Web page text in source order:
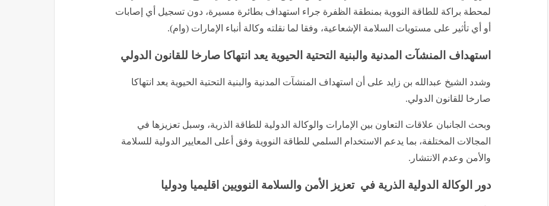
لمحطة براكة للطاقة النووية بمنطقة الظفرة جراء استهداف بطائرة مسيرة، دون تسجيل أي إصابات
أو أي تأثير على مستويات السلامة الإشعاعية، وفقا لما نقلته وكالة أنباء الإمارات (وام).
استهداف المنشآت المدنية والبنية التحتية الحيوية يعد انتهاكا صارخا للقانون الدولي
وشدد الشيخ عبدالله بن زايد على أن استهداف المنشآت المدنية والبنية التحتية الحيوية يعد انتهاكا
صارخا للقانون الدولي.
وبحث الجانبان علاقات التعاون بين الإمارات والوكالة الدولية للطاقة الذرية، وسبل تعزيزها في
المجالات المختلفة، بما يدعم الاستخدام السلمي للطاقة النووية وفق أعلى المعايير الدولية للسلامة
والأمن وعدم الانتشار.
دور الوكالة الدولية الذرية في تعزيز الأمن والسلامة النوويين اقليميا ودوليا